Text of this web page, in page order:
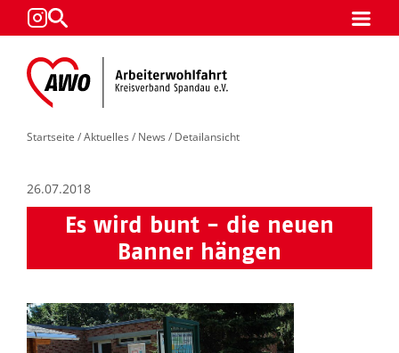
Startseite /Aktuelles / News / Detailansicht
26.07.2018
Es wird bunt - die neuen
Banner hängen